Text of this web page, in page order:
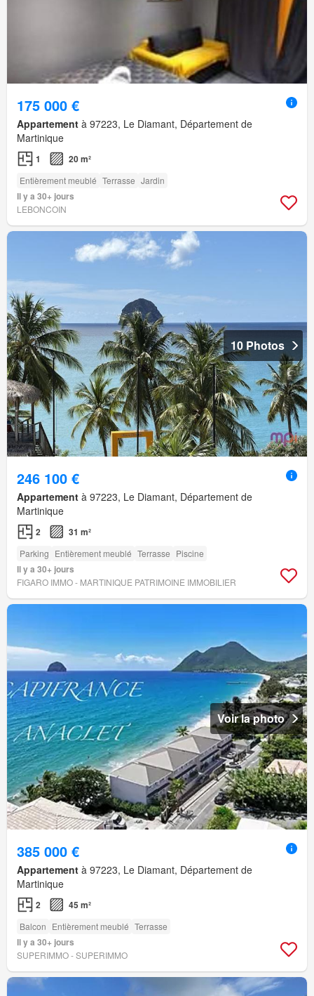
175 000 €
Appartement à 97223, Le Diamant, Département de
Martinique
1 20 m²
Entièrement meublé Terrasse Jardin
Il y a 30+ jours
LEBONCOIN
10 Photos
246 100 €
Appartement à 97223, Le Diamant, Département de
Martinique
2 31 m²
Parking Entièrement meublé Terrasse Piscine
Il y a 30+ jours
FIGARO IMMO - MARTINIQUE PATRIMOINE IMMOBILIER
Voir la photo
385 000 €
Appartement à 97223, Le Diamant, Département de
Martinique
2 45 m²
Balcon Entièrement meublé Terrasse
Il y a 30+ jours
SUPERIMMO - SUPERIMMO